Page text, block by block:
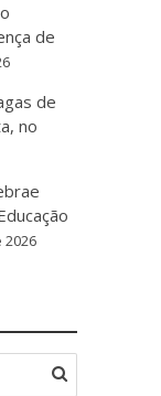
de
de
no
2026